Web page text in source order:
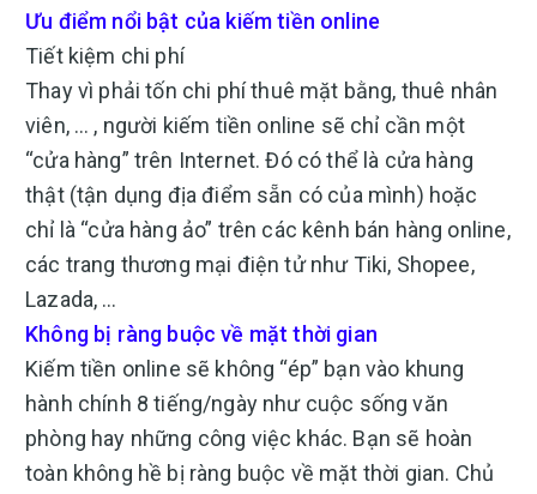
Ưu điểm nổi bật của kiếm tiền online
Tiết kiệm chi phí
Thay vì phải tốn chi phí thuê mặt bằng, thuê nhân
viên, … , người kiếm tiền online sẽ chỉ cần một
“cửa hàng” trên Internet. Đó có thể là cửa hàng
thật (tận dụng địa điểm sẵn có của mình) hoặc
chỉ là “cửa hàng ảo” trên các kênh bán hàng online,
các trang thương mại điện tử như Tiki, Shopee,
Lazada, …
Không bị ràng buộc về mặt thời gian
Kiếm tiền online sẽ không “ép” bạn vào khung
hành chính 8 tiếng/ngày như cuộc sống văn
phòng hay những công việc khác. Bạn sẽ hoàn
toàn không hề bị ràng buộc về mặt thời gian. Chủ